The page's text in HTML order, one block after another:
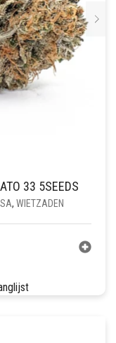
33 5SEEDS
, WIETZADEN